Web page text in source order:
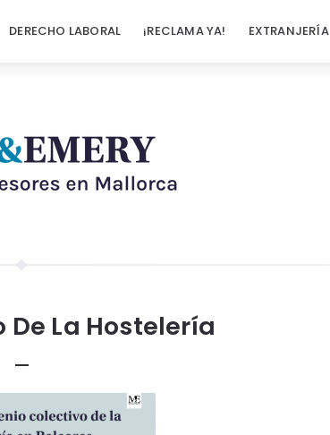
DERECHO LABORAL ¡RECLAMA YA! EXTRANJERÍA
De La Hostelería